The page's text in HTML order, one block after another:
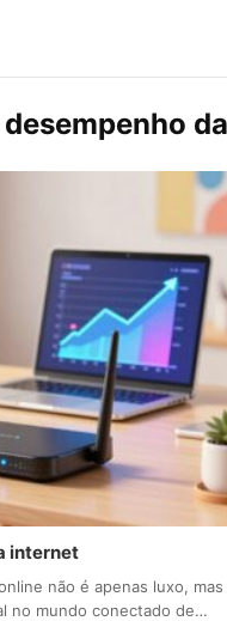
internet
não é apenas luxo, mas
no mundo conectado de…